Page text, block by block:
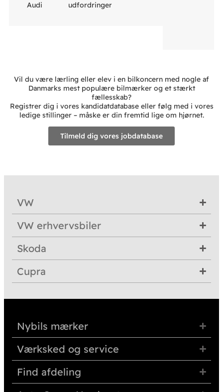
Audi
udfordringer
Vil du være lærling eller elev i en bilkoncern med nogle af
Danmarks mest populære bilmærker og et stærkt
fællesskab?
Registrer dig i vores kandidatdatabase eller følg med i vores
ledige stillinger – måske er din fremtid lige om hjørnet.
Tilmeld dig vores jobdatabase
VW
VW erhvervsbiler
Skoda
Cupra
Nybils mærker
Værksked og service
Find afdeling